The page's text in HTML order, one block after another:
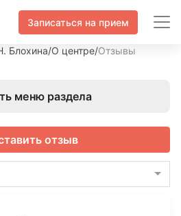
Записаться на прием
Блохина/О центре/Отзывы
меню раздела
отзыв